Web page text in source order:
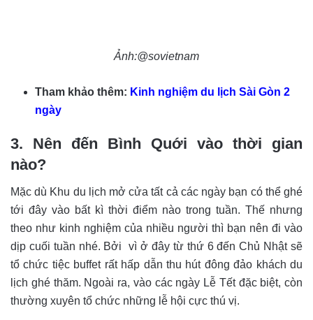
Ảnh:@sovietnam
Tham khảo thêm: Kinh nghiệm du lịch Sài Gòn 2
ngày
3. Nên đến Bình Quới vào thời gian
nào?
Mặc dù Khu du lịch mở cửa tất cả các ngày bạn có thể ghé
tới đây vào bất kì thời điểm nào trong tuần. Thế nhưng
theo như kinh nghiệm của nhiều người thì bạn nên đi vào
dịp cuối tuần nhé. Bởi vì ở đây từ thứ 6 đến Chủ Nhật sẽ
tổ chức tiệc buffet rất hấp dẫn thu hút đông đảo khách du
lịch ghé thăm. Ngoài ra, vào các ngày Lễ Tết đặc biệt, còn
thường xuyên tổ chức những lễ hội cực thú vị.